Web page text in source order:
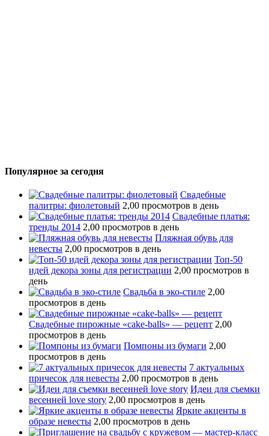
Популярное за сегодня
Свадебные
палитры: фиолетовый 2,00 просмотров в день
Свадебные платья:
тренды 2014 2,00 просмотров в день
Пляжная обувь для
невесты 2,00 просмотров в день
Топ-50
идей декора зоны для регистрации 2,00 просмотров в
день
Свадьба в эко-стиле 2,00
просмотров в день
Свадебные пирожные «cake-balls» — рецепт 2,00
просмотров в день
Помпоны из бумаги 2,00
просмотров в день
7 актуальных
причесок для невесты 2,00 просмотров в день
Идеи для съемки
весенней love story 2,00 просмотров в день
Яркие акценты в
образе невесты 2,00 просмотров в день